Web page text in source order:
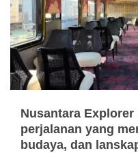
Nusantara
perjalanan yang
budaya, dan